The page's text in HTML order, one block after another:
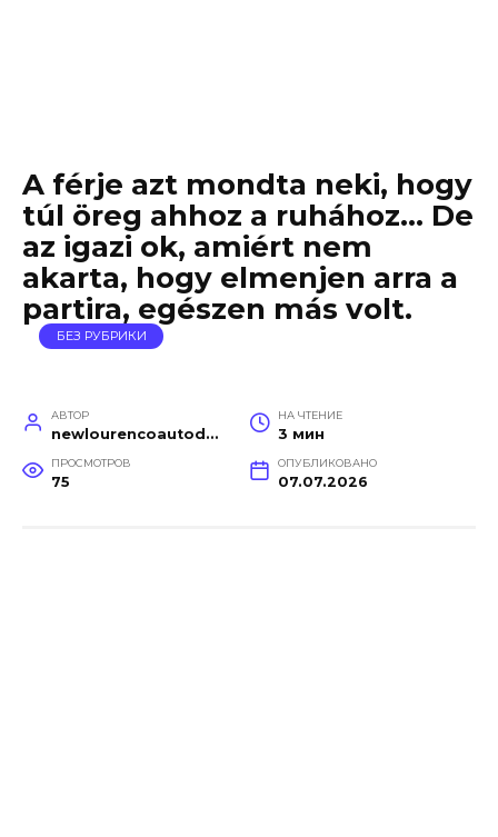
A férje azt mondta neki, hogy
túl öreg ahhoz a ruhához… De
az igazi ok, amiért nem
akarta, hogy elmenjen arra a
partira, egészen más volt.
БЕЗ РУБРИКИ
АВТОР
newlourencoautodetail
НА ЧТЕНИЕ
3 мин
ПРОСМОТРОВ
75
ОПУБЛИКОВАНО
07.07.2026